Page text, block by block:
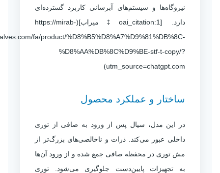
نیروگاه‌ها و سیستم‌های آبرسانی کاربرد گسترده‌ای
دارد. [oai_citation:1‡میراب](https://mirab-
fa/product/%D8%B5%D8%A7%D9%81%DB%8C-
%D8%AA%DB%8C%D9%BE-stf-t-copy/?
utm_source=chatgpt.com)
ساختار و عملکرد محصول
در این مدل، سیال پس از ورود به صافی از توری
داخلی عبور می‌کند. ذرات و ناخالصی‌های بزرگ‌تر از
مش توری در محفظه صافی جمع شده و از ورود آن‌ها
به تجهیزات پایین‌دست جلوگیری می‌شود. توری